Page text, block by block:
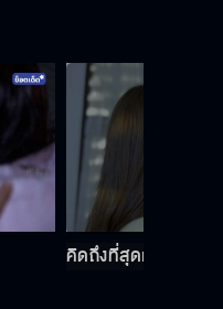
คิดถึงที่สุดเลย รู้มั้ย